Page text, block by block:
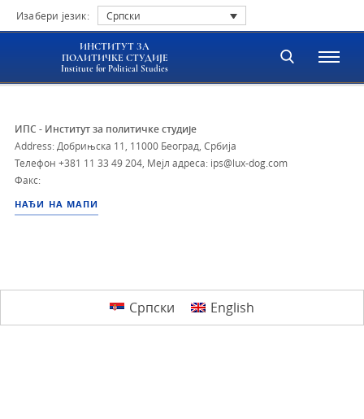
Изабери језик: Српски
ИНСТИТУТ ЗА
ПОЛИТИЧКЕ СТУДИЈЕ
Institute for Political Studies
ИПС - Институт за политичке студије
Address: Добрињска 11, 11000 Београд, Србија
Телефон +381 11 33 49 204 Мејл адреса: ips@lux-dog.com
Факс:
НАЂИ НА МАПИ
Српски English